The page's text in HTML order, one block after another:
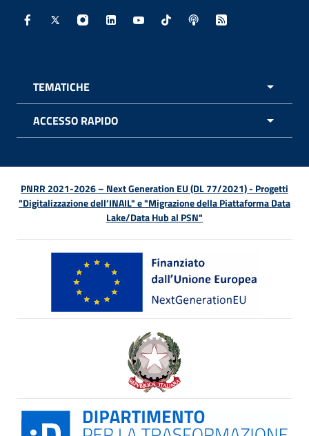
Facebook - Sito esterno - Apertura in nuova finestra
X - Sito esterno - Apertura in nuova finestra
Instagram - Sito esterno - Apertura in
Linkedin - Sito esterno - Apertura in
Youtube - Sito esterno -
TikTok - Sito esterno -
Spreaker - Sito
Feed RSS -
TEMATICHE
ACCESSO RAPIDO
PNRR 2021-2026 – Next Generation EU (DL 77/2021) - Progetti
"Digitalizzazione dell’INAIL" e "Migrazione della Piattaforma Data
Lake/Data Hub al PSN"